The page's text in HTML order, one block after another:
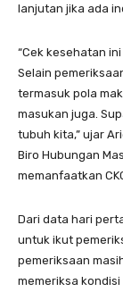
lanjutan jika ada
“Cek kesehatan
Selain
termasuk pola
masukan juga.
tubuh kita,” ujar
Biro Hubungan
memanfaatkan
Dari data hari
untuk ikut
pemeriksaan
memeriksa